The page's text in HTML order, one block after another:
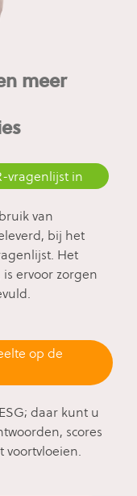
meer
vragenlijst in
van
bij het
Het
ervoor zorgen
op de
daar kunt u
scores
voortvloeien.